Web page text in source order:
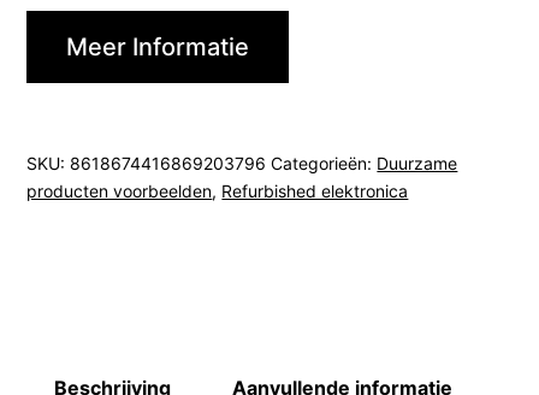
Meer Informatie
SKU:8618674416869203796 Categorieën: Duurzame
producten voorbeelden, Refurbished elektronica
Beschrijving Aanvullende informatie